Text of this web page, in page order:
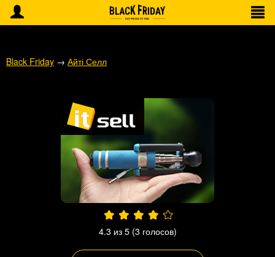
Black Friday → Айті Селл
4.3 из 5 (3 голосов)